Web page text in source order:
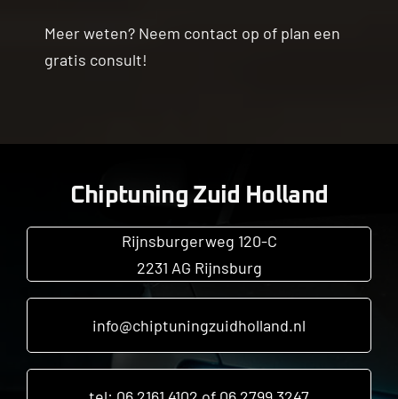
Meer weten? Neem contact op of plan een
gratis consult!
Chiptuning Zuid Holland
Rijnsburgerweg 120-C
2231 AG Rijnsburg
info@chiptuningzuidholland.nl